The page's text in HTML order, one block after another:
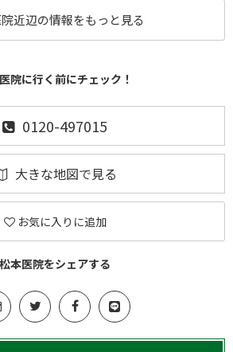
近辺の情報をもっと見る
院に行く前にチェック！
0120-497015
大きな地図で見る
お気に入りに追加
松本医院をシェアする